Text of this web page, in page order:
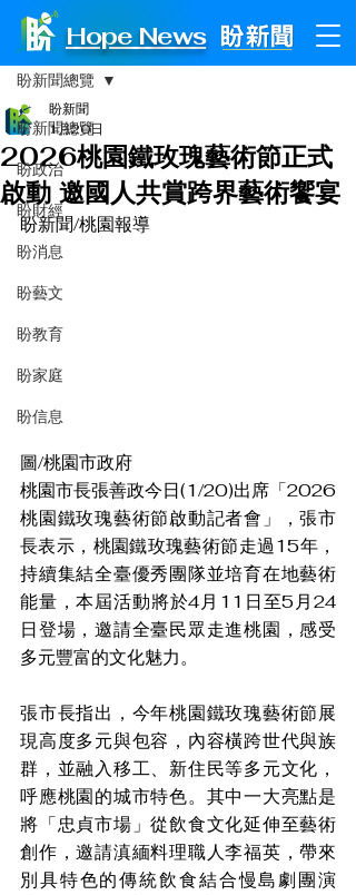
Hope News
文章
盼新聞總覽
盼政治
盼財經
盼消息
盼藝文
盼教育
盼家庭
盼信息
盼新聞總覽
2026桃園鐵玫瑰藝術節正式
啟動 邀國人共賞跨界藝術饗宴
盼新聞
1月20日
盼新聞/桃園報導
圖/桃園市政府
桃園市長張善政今日(1/20)出席「2026
桃園鐵玫瑰藝術節啟動記者會」，張市
長表示，桃園鐵玫瑰藝術節走過15年，
持續集結全臺優秀團隊並培育在地藝術
能量，本屆活動將於4月11日至5月24
日登場，邀請全臺民眾走進桃園，感受
多元豐富的文化魅力。
張市長指出，今年桃園鐵玫瑰藝術節展
現高度多元與包容，內容橫跨世代與族
群，並融入移工、新住民等多元文化，
呼應桃園的城市特色。其中一大亮點是
將「忠貞市場」從飲食文化延伸至藝術
創作，邀請滇緬料理職人李福英，帶來
別具特色的傳統飲食結合慢島劇團演